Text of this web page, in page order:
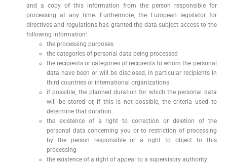
and a copy of this information from the person responsible for
processing at any time. Furthermore, the European legislator for
directives and regulations has granted the data subject access to the
following information:
the processing purposes
the categories of personal data being processed
the recipients or categories of recipients to whom the personal
data have been or will be disclosed, in particular recipients in
third countries or international organizations
if possible, the planned duration for which the personal data
will be stored or, if this is not possible, the criteria used to
determine that duration
the existence of a right to correction or deletion of the
personal data concerning you or to restriction of processing
by the person responsible or a right to object to this
processing
the existence of a right of appeal to a supervisory authority